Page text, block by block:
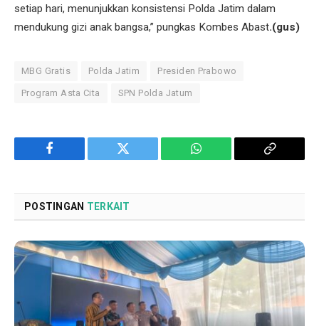
setiap hari, menunjukkan konsistensi Polda Jatim dalam
mendukung gizi anak bangsa,” pungkas Kombes Abast.(gus)
MBG Gratis Polda Jatim Presiden Prabowo
Program Asta Cita SPN Polda Jatum
Facebook Twitter WhatsApp
Copy
POSTINGAN TERKAIT